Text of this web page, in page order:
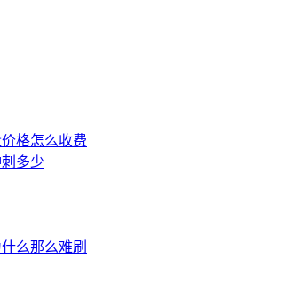
格怎么收费
多少
么那么难刷